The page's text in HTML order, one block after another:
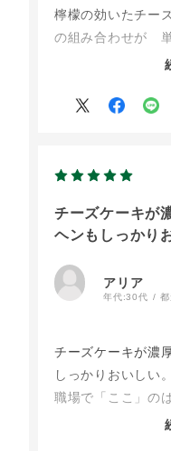
檸檬の効いたチー
の組み合わせが
単体だけだと飽
ちと 見た目 小
かもな？ とかは思
チーズケーキが
ヘンもしっかり
アリア
年代:30代
チーズケーキが濃
しっかりおいしい。
職場で「ここ」の